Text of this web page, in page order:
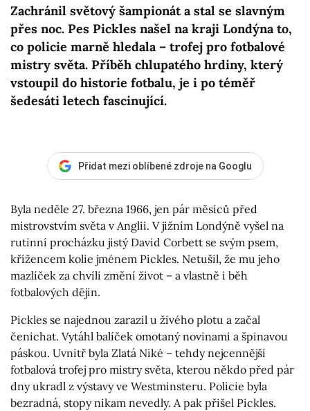
Zachránil světový šampionát a stal se slavným
přes noc. Pes Pickles našel na kraji Londýna to,
co policie marně hledala – trofej pro fotbalové
mistry světa. Příběh chlupatého hrdiny, který
vstoupil do historie fotbalu, je i po téměř
šedesáti letech fascinující.
Přidat mezi oblíbené zdroje na Googlu
Byla neděle 27. března 1966, jen pár měsíců před
mistrovstvím světa v Anglii. V jižním Londýně vyšel na
rutinní procházku jistý David Corbett se svým psem,
křížencem kolie jménem Pickles. Netušil, že mu jeho
mazlíček za chvíli změní život – a vlastně i běh
fotbalových dějin.
Pickles se najednou zarazil u živého plotu a začal
čenichat. Vytáhl balíček omotaný novinami a špinavou
páskou. Uvnitř byla Zlatá Niké – tehdy nejcennější
fotbalová trofej pro mistry světa, kterou někdo před pár
dny ukradl z výstavy ve Westminsteru. Policie byla
bezradná, stopy nikam nevedly. A pak přišel Pickles.